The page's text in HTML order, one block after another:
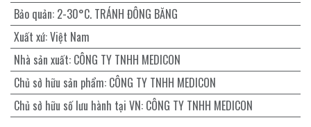
Bảo quản: 2-30°C. TRÁNH ĐÔNG BĂNG
Xuất xứ:Việt Nam
Nhà sản xuất: CÔNG TY TNHH MEDICON
Chủ sở hữu sản phẩm: CÔNG TY TNHH MEDICON
Chủ sở hữu số lưu hành tại VN: CÔNG TY TNHH MEDICON